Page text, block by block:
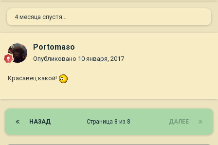
4 месяца спустя...
Portomaso
Опубликовано 10 января, 2017
Красавец какой!
НАЗАД ДАЛЕЕ
Страница 8 из 8